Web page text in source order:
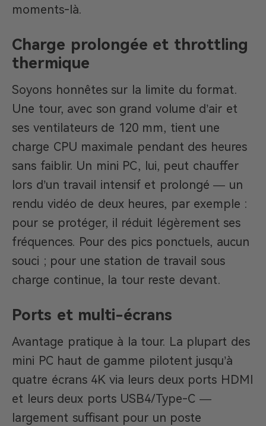
moments-là.
Charge prolongée et throttling
thermique
Soyons honnêtes sur la limite du format.
Une tour, avec son grand volume d’air et
ses ventilateurs de 120 mm, tient une
charge CPU maximale pendant des heures
sans faiblir. Un mini PC, lui, peut chauffer
lors d’un travail intensif et prolongé — un
rendu vidéo de deux heures, par exemple :
pour se protéger, il réduit légèrement ses
fréquences. Pour des pics ponctuels, aucun
souci ; pour une station de travail sous
charge continue, la tour reste devant.
Ports et multi-écrans
Avantage pratique à la tour. La plupart des
mini PC haut de gamme pilotent jusqu’à
quatre écrans 4K via leurs deux ports HDMI
et leurs deux ports USB4/Type-C —
largement suffisant pour un poste